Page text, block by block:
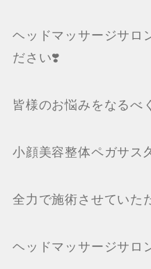
ヘッドマッサージサロ
ださい❣️
皆様のお悩みをなるべ
小顔美容整体ペガサス
全力で施術させていた
ヘッドマッサージサロ